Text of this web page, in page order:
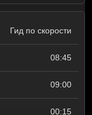
Гид по скорости
08:45
09:00
00:15